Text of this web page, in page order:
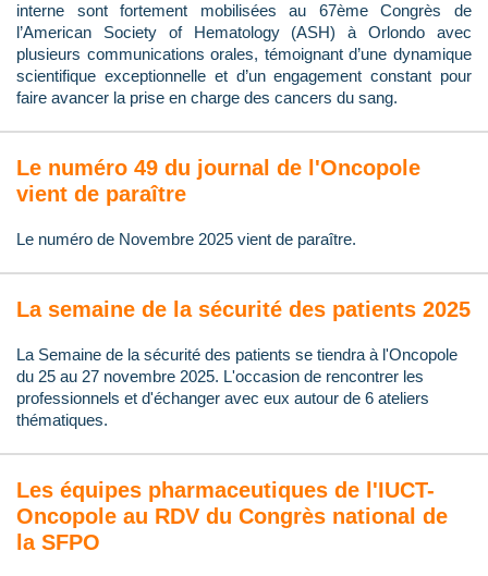
interne sont fortement mobilisées au 67ème Congrès de
l’American Society of Hematology (ASH) à Orlondo avec
plusieurs communications orales, témoignant d’une dynamique
scientifique exceptionnelle et d’un engagement constant pour
faire avancer la prise en charge des cancers du sang.
Le numéro 49 du journal de l'Oncopole
vient de paraître
Le numéro de Novembre 2025 vient de paraître.
La semaine de la sécurité des patients 2025
La Semaine de la sécurité des patients se tiendra à l'Oncopole
du 25 au 27 novembre 2025. L'occasion de rencontrer les
professionnels et d'échanger avec eux autour de 6 ateliers
thématiques.
Les équipes pharmaceutiques de l'IUCT-
Oncopole au RDV du Congrès national de
la SFPO